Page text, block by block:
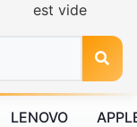
est vide
LENOVO